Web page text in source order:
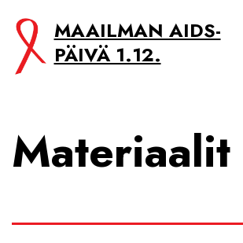
Siirry
sisältöönMAAILMAN AIDS-
PÄIVÄ 1.12.
Materiaalit